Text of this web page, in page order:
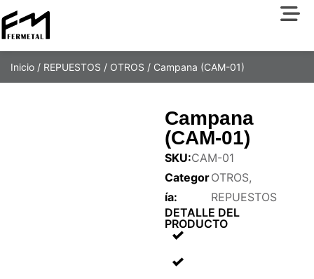
Inicio / REPUESTOS / OTROS / Campana (CAM-01)
Campana
(CAM-01)
SKU:CAM-01
Categor
ía:
OTROS,
REPUESTOS
DETALLE DEL
PRODUCTO